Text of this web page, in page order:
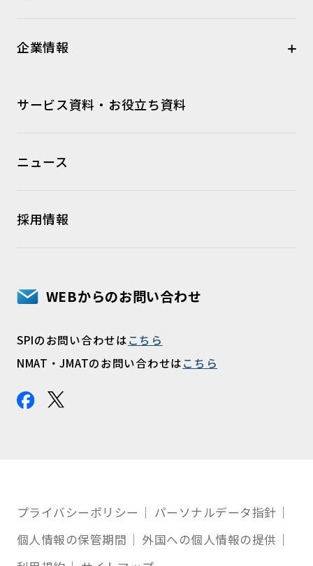
企業情報
サービス資料・お役立ち資料
ニュース
採用情報
WEBからのお問い合わせ
SPIのお問い合わせはこちら
NMAT・JMATのお問い合わせはこちら
プライバシーポリシー
パーソナルデータ指針
個人情報の保管期間
外国への個人情報の提供